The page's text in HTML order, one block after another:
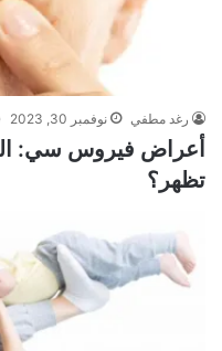
رغد مطفي نوفمبر 30, 2023
أعراض فيروس سي:
تظهر؟